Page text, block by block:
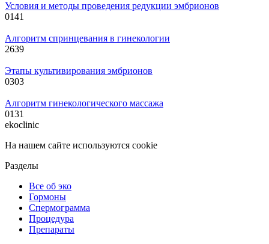
Условия и методы проведения редукции эмбрионов
0141
Алгоритм спринцевания в гинекологии
2639
Этапы культивирования эмбрионов
0303
Алгоритм гинекологического массажа
0131
ekoclinic
На нашем сайте используются cookie
Разделы
Все об эко
Гормоны
Спермограмма
Процедура
Препараты